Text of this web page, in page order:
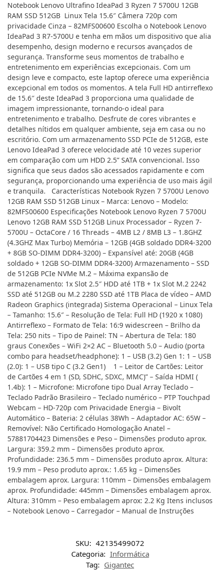
Notebook Lenovo Ultrafino IdeaPad 3 Ryzen 7 5700U 12GB
RAM SSD 512GB Linux Tela 15.6″ Câmera 720p com
privacidade Cinza – 82MFS00600 Escolha o Notebook Lenovo
IdeaPad 3 R7-5700U e tenha em mãos um dispositivo que alia
desempenho, design moderno e recursos avançados de
segurança. Transforme seus momentos de trabalho e
entretenimento em experiências excepcionais. Com um
design leve e compacto, este laptop oferece uma experiência
excepcional em todos os momentos. A tela Full HD antirreflexo
de 15.6″ deste IdeaPad 3 proporciona uma qualidade de
imagem impressionante, tornando-o ideal para
entretenimento e trabalho. Desfrute de cores vibrantes e
detalhes nítidos em qualquer ambiente, seja em casa ou no
escritório. Com um armazenamento SSD PCIe de 512GB, este
Lenovo IdeaPad 3 oferece velocidade até 10 vezes superior
em comparação com um HDD 2.5” SATA convencional. Isso
significa que seus dados são acessados rapidamente e com
segurança, proporcionando uma experiência de uso mais ágil
e tranquila. Características Notebook Ryzen 7 5700U Lenovo
12GB RAM SSD 512GB Linux – Marca: Lenovo – Modelo:
82MFS00600 Especificações Notebook Lenovo Ryzen 7 5700U
Lenovo 12GB RAM SSD 512GB Linux Processador – Ryzen 7-
5700U – OctaCore / 16 Threads – 4MB L2 / 8MB L3 – 1.8GHZ
(4.3GHZ Max Turbo) Memória – 12GB (4GB soldado DDR4-3200
+ 8GB SO-DIMM DDR4-3200) – Expansível até: 20GB (4GB
soldado + 12GB SO-DIMM DDR4-3200) Armazenamento – SSD
de 512GB PCIe NVMe M.2 – Máxima expansão de
armazenamento: 1x Slot 2.5″ HDD até 1TB + 1x Slot M.2 2242
SSD até 512GB ou M.2 2280 SSD até 1TB Placa de vídeo – AMD
Radeon Graphics (integrada) Sistema Operacional – Linux Tela
– Tamanho: 15.6″ – Resolução de Tela: Full HD (1920 x 1080)
Antirreflexo – Formato de Tela: 16:9 widescreen – Brilho da
Tela: 250 nits – Tipo de Painel: TN – Abertura de Tela: 180
graus Conexões – WiFi 2×2 AC – Bluetooth 5.0 – Audio (porta
combo para headset/headphone): 1 – USB (3.2) Gen 1: 1 – USB
(2.0): 1 – USB tipo C (3.2 Gen1) 1 – Leitor de Cartões: Leitor
de Cartões 4 em 1 (SD, SDHC, SDXC, MMC)” – Saída HDMI (
1.4b): 1 – Microfone: Microfone tipo Dual Array Teclado –
Teclado Padrão Brasileiro – Teclado numérico – PTP Touchpad
Webcam – HD-720p com Privacidade Energia – Bivolt
Automático – Bateria: 2 células 38Wh – Adaptador AC: 65W –
Removível: Não Certificado Homologação Anatel –
57881704423 Dimensões e Peso – Dimensões produto aprox.
Largura: 359.2 mm – Dimensões produto aprox.
Profundidade: 236.5 mm – Dimensões produto aprox. Altura:
19.9 mm – Peso produto aprox.: 1.65 kg – Dimensões
embalagem aprox. Largura: 110mm – Dimensões embalagem
aprox. Profundidade: 445mm – Dimensões embalagem aprox.
Altura: 310mm – Peso embalagem aprox: 2.2 Kg Itens inclusos
– Notebook Lenovo – Carregador – Manual de Instruções
SKU: 42135499072
Categoria: Informática
Tag: Gigantec